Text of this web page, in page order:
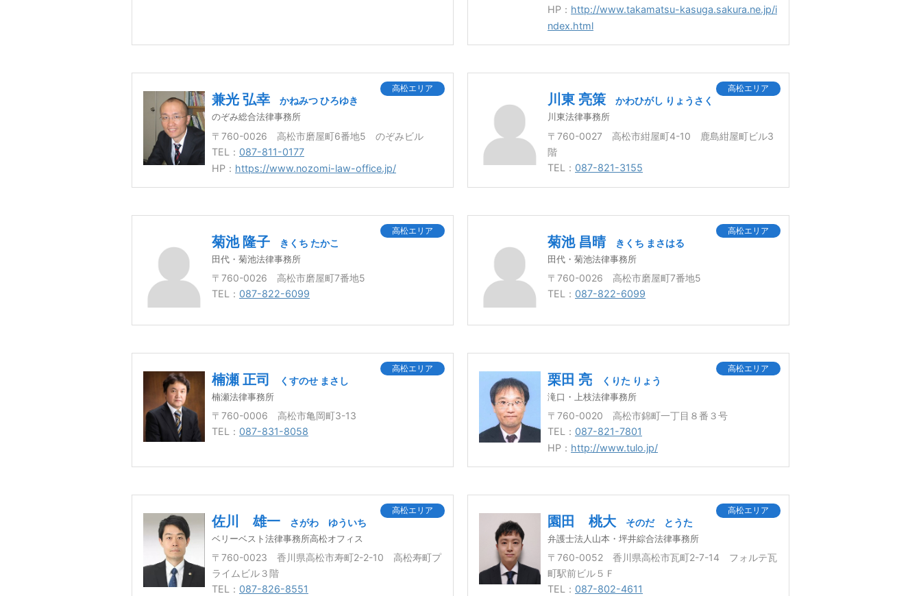
HP： http://www.takamatsu-kasuga.sakura.ne.jp/i
ndex.html
高松エリア
兼光 弘幸 かねみつ ひろゆき
のぞみ総合法律事務所
〒760-0026 高松市磨屋町6番地5 のぞみビル
TEL： 087-811-0177
HP： https://www.nozomi-law-office.jp/
高松エリア
川東 亮策 かわひがし りょうさく
川東法律事務所
〒760-0027 高松市紺屋町4-10 鹿島紺屋町ビル3
階
TEL： 087-821-3155
高松エリア
菊池 隆子 きくち たかこ
田代・菊池法律事務所
〒760-0026 高松市磨屋町7番地5
TEL： 087-822-6099
高松エリア
菊池 昌晴 きくち まさはる
田代・菊池法律事務所
〒760-0026 高松市磨屋町7番地5
TEL： 087-822-6099
高松エリア
楠瀬 正司 くすのせ まさし
楠瀬法律事務所
〒760-0006 高松市亀岡町3-13
TEL： 087-831-8058
高松エリア
栗田 亮 くりた りょう
滝口・上枝法律事務所
〒760-0020 高松市錦町一丁目８番３号
TEL： 087-821-7801
HP： http://www.tulo.jp/
高松エリア
佐川 雄一 さがわ ゆういち
ベリーベスト法律事務所高松オフィス
〒760-0023 香川県高松市寿町2-2-10 高松寿町プ
ライムビル３階
TEL： 087-826-8551
高松エリア
園田 桃大 そのだ とうた
弁護士法人山本・坪井綜合法律事務所
〒760-0052 香川県高松市瓦町2-7-14 フォルテ瓦
町駅前ビル５Ｆ
TEL： 087-802-4611